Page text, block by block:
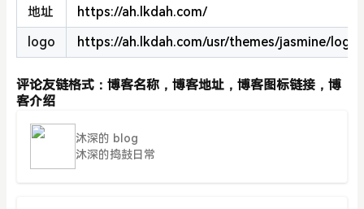
地址
https://ah.lkdah.com/
logo
https://ah.lkdah.com/usr/themes/jasmine/
评论友链格式：博客名称，博客地址，博客图标链接，博
客介绍
沐深的 blog
沐深的捣鼓日常